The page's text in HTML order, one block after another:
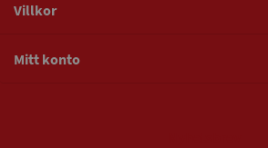
Villkor
Mitt konto